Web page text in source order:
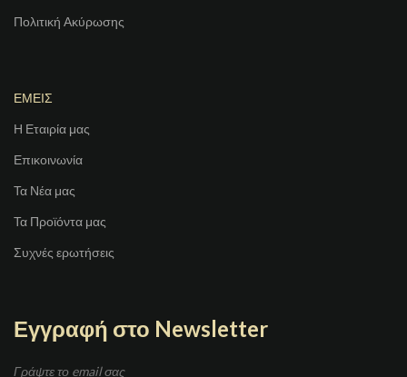
Πολιτική Ακύρωσης
ΕΜΕΙΣ
Η Εταιρία μας
Επικοινωνία
Τα Νέα μας
Τα Προϊόντα μας
Συχνές ερωτήσεις
Εγγραφή στο Newsletter
Γράψτε το email σας